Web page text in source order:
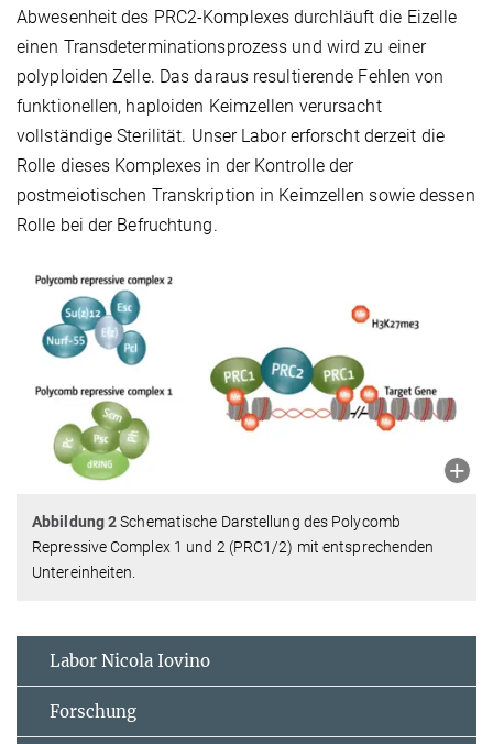
Abwesenheit des PRC2-Komplexes durchläuft die Eizelle
einen Transdeterminationsprozess und wird zu einer
polyploiden Zelle. Das daraus resultierende Fehlen von
funktionellen, haploiden Keimzellen verursacht
vollständige Sterilität. Unser Labor erforscht derzeit die
Rolle dieses Komplexes in der Kontrolle der
postmeiotischen Transkription in Keimzellen sowie dessen
Rolle bei der Befruchtung.
Abbildung 2Schematische Darstellung des Polycomb
Repressive Complex 1 und 2 (PRC1/2) mit entsprechenden
Untereinheiten.
Labor Nicola Iovino
Forschung